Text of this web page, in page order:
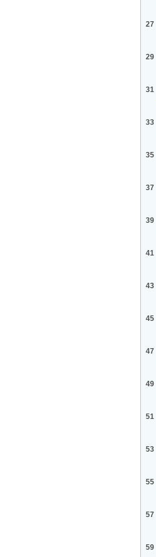
27
29
31
33
35
37
39
41
43
45
47
49
51
53
55
57
59